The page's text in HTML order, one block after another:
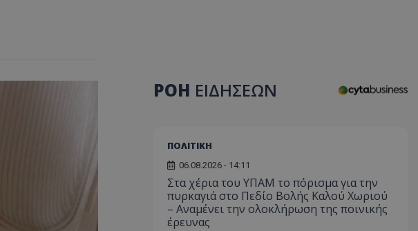
ΡΟΗ ΕΙΔΗΣΕΩΝ
ΠΟΛΙΤΙΚΗ
06.08.2026 - 14:11
Στα χέρια του ΥΠΑΜ το πόρισμα για την
πυρκαγιά στο Πεδίο Βολής Καλού Χωριού
– Αναμένει την ολοκλήρωση της ποινικής
έρευνας